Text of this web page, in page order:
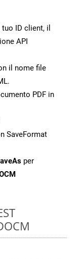
ID client, il
API
il nome file
PDF in
SaveFormat
per